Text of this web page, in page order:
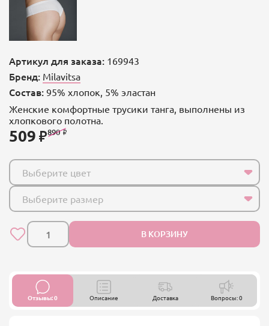
Артикул для заказа: 169943
Бренд: Milavitsa
Состав: 95% хлопок, 5% эластан
Женские комфортные трусики танга, выполнены из
хлопкового полотна.
509 890
Выберите цвет
Выберите размер
В КОРЗИНУ
Отзывы: 0 Описание Доставка Вопросы: 0